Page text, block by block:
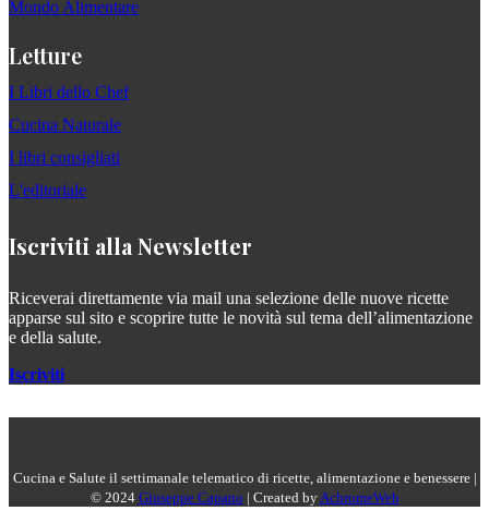
Mondo Alimentare
Letture
I Libri dello Chef
Cucina Naturale
I libri consigliati
L'editoriale
Iscriviti alla Newsletter
Riceverai direttamente via mail una selezione delle nuove ricette
apparse sul sito e scoprire tutte le novità sul tema dell’alimentazione
e della salute.
Iscriviti
Cucina e Salute il settimanale telematico di ricette, alimentazione e benessere |
© 2024 Giuseppe Capano | Created byAchromeWeb